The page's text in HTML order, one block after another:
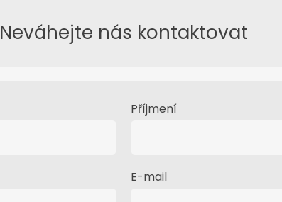
Neváhejte nás kontaktovat
Příjmení
E-mail